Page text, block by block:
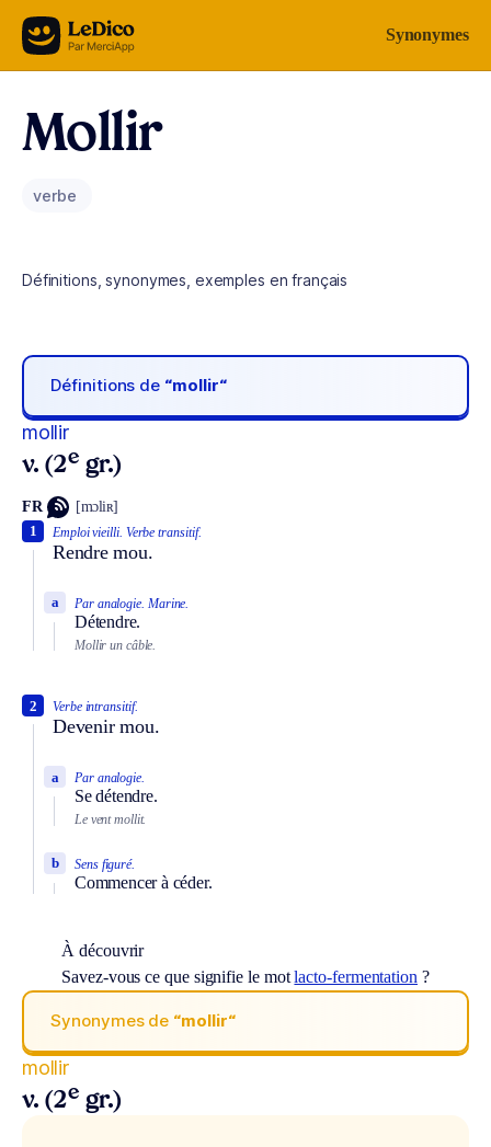
Aller au contenu Synonymes
Mollir
verbe
Définitions, synonymes, exemples en français
Définitions de “mollir“
mollir
v. (2e gr.)
FR [mɔliʀ]
Emploi vieilli. Verbe transitif.
Rendre mou.
1
Par analogie. Marine.
Détendre.
a
Mollir un câble.
Verbe intransitif.
Devenir mou.
2
Par analogie.
Se détendre.
a
Le vent mollit.
Sens figuré.
Commencer à céder.
b
À découvrir
Savez-vous ce que signifie le motlacto-fermentation ?
Synonymes de “mollir“
mollir
v. (2e gr.)